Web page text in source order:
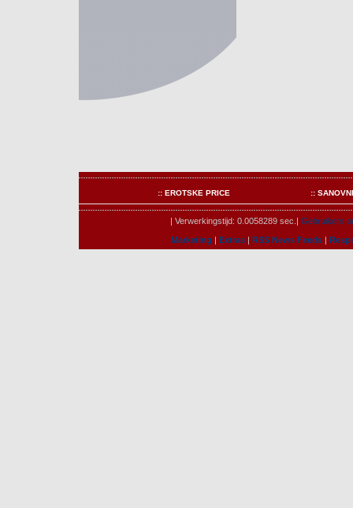
:: EROTSKE PRICE ::
| Verwerkingstijd: 0.0058289 sec.| Gebruikers
Marketing | Extras | RSS News Feeds |